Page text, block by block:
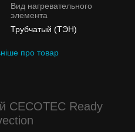
Вид нагревательного
элемента
Трубчатый (ТЭН)
про товар
CECOTEC Ready